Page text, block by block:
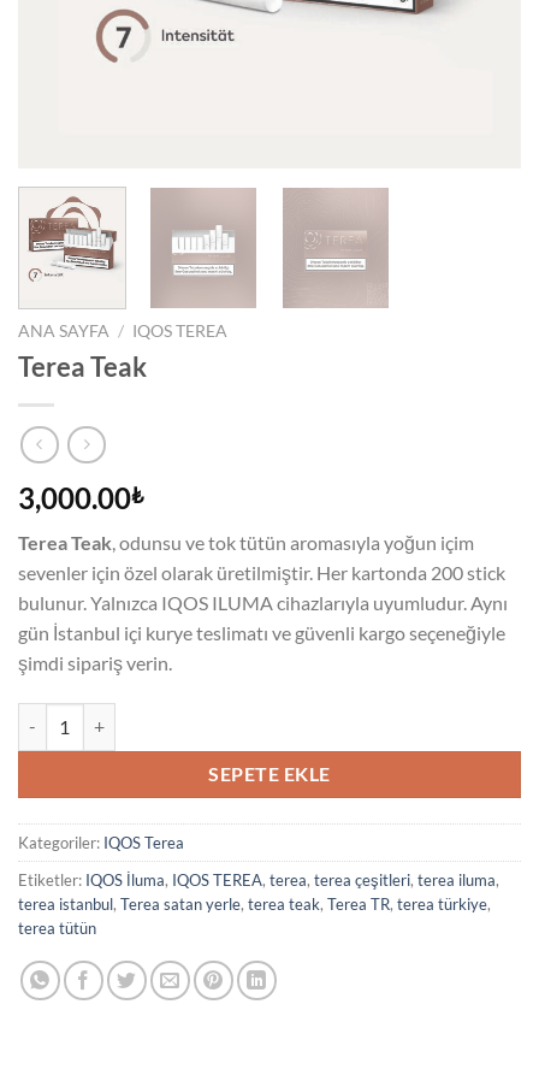
ANA SAYFA / IQOS TEREA
Terea Teak
3,000.00₺
Terea Teak , odunsu ve tok tütün aromasıyla yoğun içim
sevenler için özel olarak üretilmiştir. Her kartonda 200 stick
bulunur. Yalnızca IQOS ILUMA cihazlarıyla uyumludur. Aynı
gün İstanbul içi kurye teslimatı ve güvenli kargo seçeneğiyle
şimdi sipariş verin.
SEPETE EKLE
Kategoriler: IQOS Terea
Etiketler: IQOS İluma, IQOS TEREA, terea, terea çeşitleri, terea iluma,
terea istanbul, Terea satan yerle, terea teak, Terea TR, terea türkiye,
terea tütün